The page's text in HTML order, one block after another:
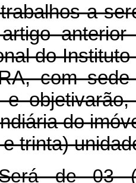
a
do
com
do
trinta)
de 03